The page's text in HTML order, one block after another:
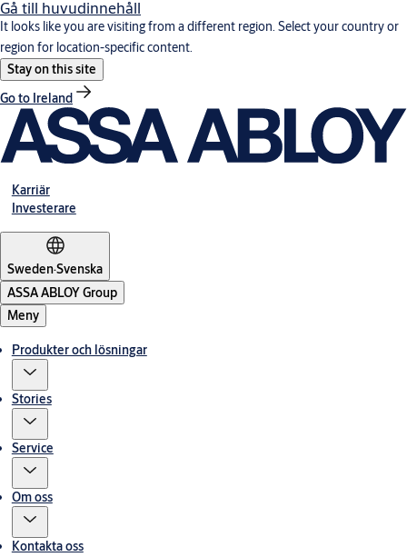
Gå till huvudinnehåll
It looks like you are visiting from a different region. Select your country or
region for location-specific content.
Stay on this site
Go to Ireland
Karriär
Investerare
Sweden·Svenska
ASSA ABLOY Group
Meny
Produkter och lösningar
Stories
Service
Om oss
Kontakta oss